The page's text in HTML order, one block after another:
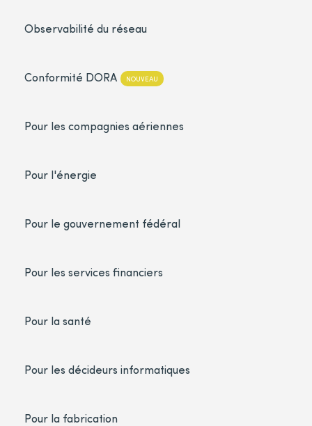
Observabilité du réseau
Conformité DORA NOUVEAU
Pour les compagnies aériennes
Pour l'énergie
Pour le gouvernement fédéral
Pour les services financiers
Pour la santé
Pour les décideurs informatiques
Pour la fabrication